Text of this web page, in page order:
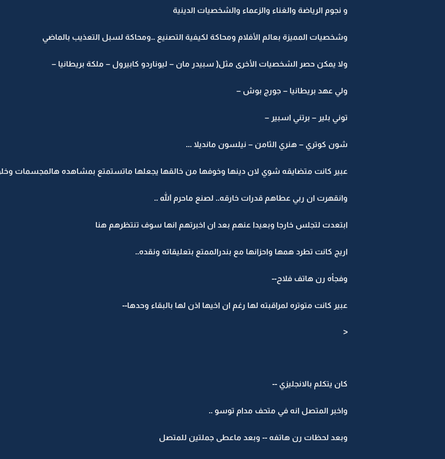
و نجوم الرياضة والغناء والزعماء والشخصيات الدينية
وشخصيات المميزة بعالم الأفلام ومحاكة لكيفية التصنيع ..ومحاكة لسبل التعذيب بالماضي
ولا يمكن حصر الشخصيات الأخرى مثل( سبيدر مان – ليوناردو كابيرول – ملكة بريطانيا –
ولي عهد بريطانيا – جورج بوش –
توني بلير – برتني اسبير –
شون كوتري – هنري الثامن – نيلسون مانديلا ...
عبير كانت متضايقه شوي لان دينها وخوفها من خالقها يجعلها ماتستمتع بمشاهده هالمجسمات وخلق
وانقهرت ان ربي عطاهم قدرات خارقه.. لصنع ماحرم الله ..
ابتعدت لتجلس خارجا وبعيدا عنهم بعد ان اخبرتهم انها سوف تنتظرهم هنا
اريج كانت تطرد همها واحزانها مع بندرالممتع بتعليقاته ونقده..
وفجأه رن هاتف فلاح--
عبير كانت متوتره لمراقبته لها رغم ان اخيها اذن لها بالبقاء وحدها--
<
كان يتكلم بالانجليزي --
واخبر المتصل انه في متحف مدام توسو ..
وبعد لحظات رن هاتفه -- وبعد ماعطى جملتين للمتصل